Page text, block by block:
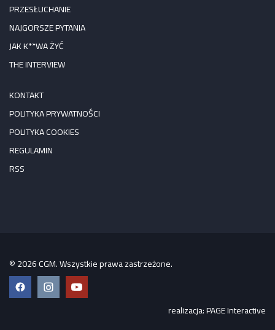
PRZESŁUCHANIE
NAJGORSZE PYTANIA
JAK K**WA ŻYĆ
THE INTERVIEW
KONTAKT
POLITYKA PRYWATNOŚCI
POLITYKA COOKIES
REGULAMIN
RSS
© 2026 CGM. Wszystkie prawa zastrzeżone.
FacebookInstagramYouTube
realizacja:PAGE Interactive